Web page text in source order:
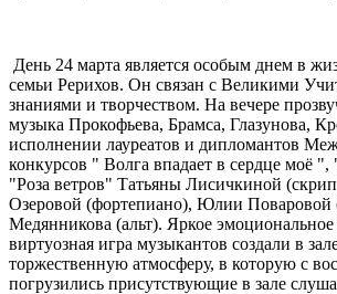
День 24 марта является особым днем в
семьи Рерихов. Он связан с Великими
знаниями и творчеством. На вечере
музыка Прокофьева, Брамса, Глазунова,
исполнении лауреатов и дипломантов
конкурсов " Волга впадает в сердце моё
"Роза ветров" Татьяны Лисичкиной
Озеровой (фортепиано), Юлии Поваровой
Медянникова (альт). Яркое
виртуозная игра музыкантов создали в
торжественную атмосферу, в которую с
погрузились присутствующие в зале